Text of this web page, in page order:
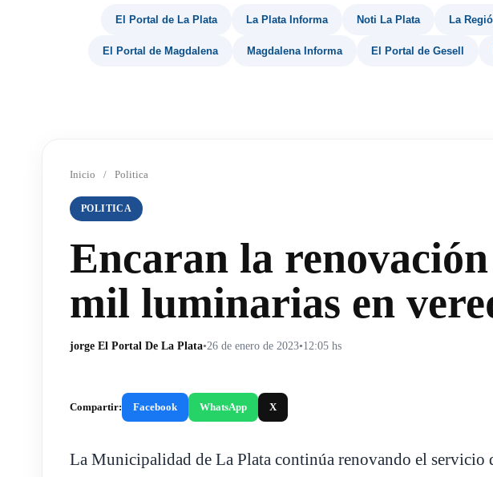
El Portal de La Plata La Plata Informa Noti La Plata La
El Portal de Magdalena Magdalena Informa El Portal de Gesell
Inicio / Politica
POLITICA
Encaran la renovación
mil luminarias en
jorge El Portal De La Plata•26 de enero de 2023•12:05 hs
Compartir: Facebook WhatsApp X
La Municipalidad de La Plata continúa renovando el servicio